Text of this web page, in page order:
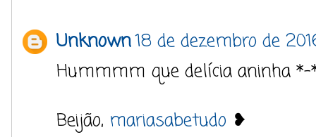
Unknown18 de dezembro de
Hummmm que delícia aninha
Beijão, mariasabetudo ❥